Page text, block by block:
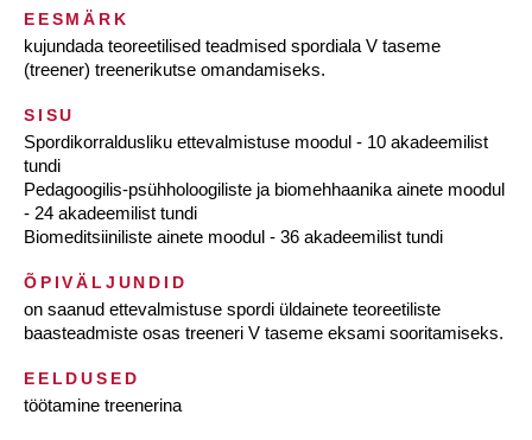
EESMÄRK
kujundada teoreetilised teadmised spordiala V taseme
(treener) treenerikutse omandamiseks.
SISU
Spordikorraldusliku ettevalmistuse moodul - 10 akadeemilist
tundi
Pedagoogilis-psühholoogiliste ja biomehhaanika ainete moodul
- 24 akadeemilist tundi
Biomeditsiiniliste ainete moodul - 36 akadeemilist tundi
ÕPIVÄLJUNDID
on saanud ettevalmistuse spordi üldainete teoreetiliste
baasteadmiste osas treeneri V taseme eksami sooritamiseks.
EELDUSED
töötamine treenerina